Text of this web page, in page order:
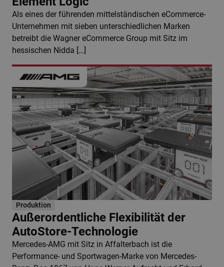
Als eines der führenden mittelständischen eCommerce-
Unternehmen mit sieben unterschiedlichen Marken
betreibt die Wagner eCommerce Group mit Sitz im
hessischen Nidda […]
Produktion
Außerordentliche Flexibilität der
AutoStore-Technologie
Mercedes-AMG mit Sitz in Affalterbach ist die
Performance- und Sportwagen-Marke von Mercedes-